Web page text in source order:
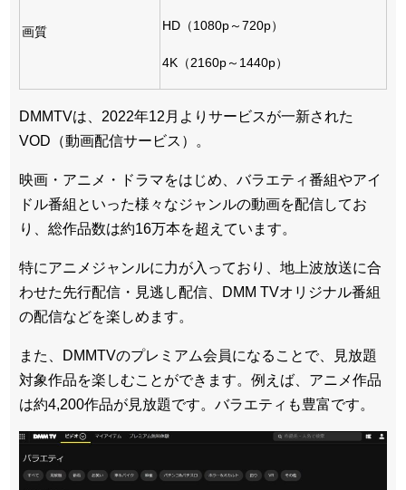
画質 HD（1080p～720p）
4K（2160p～1440p）
DMMTVは、2022年12月よりサービスが一新された
VOD（動画配信サービス）。
映画・アニメ・ドラマをはじめ、バラエティ番組やアイ
ドル番組といった様々なジャンルの動画を配信してお
り、総作品数は約16万本を超えています。
特にアニメジャンルに力が入っており、地上波放送に合
わせた先行配信・見逃し配信、DMM TVオリジナル番組
の配信などを楽しめます。
また、DMMTVのプレミアム会員になることで、見放題
対象作品を楽しむことができます。例えば、アニメ作品
は約4,200作品が見放題です。バラエティも豊富です。